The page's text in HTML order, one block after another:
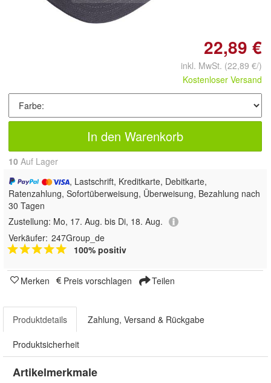
22,89 €
inkl. MwSt. (22,89 €/)
Kostenloser Versand
In den Warenkorb
10 Auf Lager
, Lastschrift, Kreditkarte, Debitkarte,
Ratenzahlung, Sofortüberweisung, Überweisung, Bezahlung nach
30 Tagen
Zustellung: Mo, 17. Aug. bis Di, 18. Aug.
Verkäufer: 247Group_de
100% positiv
Merken Preis vorschlagen Teilen
Produktdetails Zahlung, Versand & Rückgabe
Produktsicherheit
Artikelmerkmale